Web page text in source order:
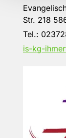
Str. 218
Tel.:
is-kg-